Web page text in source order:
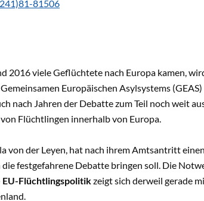
81506
2016 viele Geflüchtete nach Europa kamen,
Europäischen Asylsystems
nach Jahren der Debatte zum Teil noch weit
Flüchtlingen innerhalb von Europa.
von der Leyen, hat nach ihrem Amtsantritt
festgefahrene Debatte bringen soll. Die
Flüchtlingspolitikzeigt sich derweil gerade